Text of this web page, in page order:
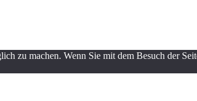
zu machen. Wenn Sie mit dem Besuch der